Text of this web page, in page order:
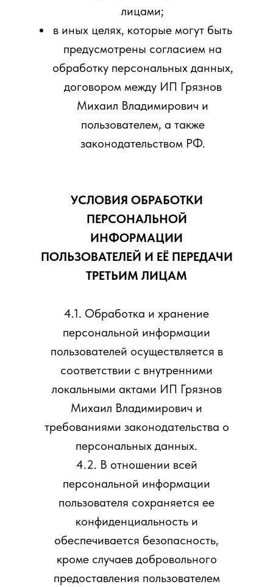
лицами;
в иных целях, которые могут быть
предусмотрены согласием на
обработку персональных данных,
договором между ИП Грязнов
Михаил Владимирович и
пользователем, а также
законодательством РФ.
УСЛОВИЯ ОБРАБОТКИ
ПЕРСОНАЛЬНОЙ
ИНФОРМАЦИИ
ПОЛЬЗОВАТЕЛЕЙ И ЕЁ ПЕРЕДАЧИ
ТРЕТЬИМ ЛИЦАМ
4.1. Обработка и хранение
персональной информации
пользователей осуществляется в
соответствии с внутренними
локальными актами ИП Грязнов
Михаил Владимирович и
требованиями законодательства о
персональных данных.
4.2. В отношении всей
персональной информации
пользователя сохраняется ее
конфиденциальность и
обеспечивается безопасность,
кроме случаев добровольного
предоставления пользователем